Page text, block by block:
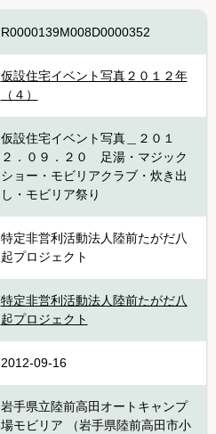
R0000139M008D0000352
仮設住宅イベント写真２０１２年
（４）
仮設住宅イベント写真＿２０１
２．０９．２０ 足湯・マジック
ショー・モビリアクラブ・炊き出
し・モビリア祭り
特定非営利活動法人陸前たがだ八
起プロジェクト
特定非営利活動法人陸前たがだ八
起プロジェクト
2012-09-16
岩手県立陸前高田オートキャンプ
場モビリア （岩手県陸前高田市小